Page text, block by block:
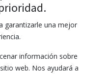
garantizarle una mejor
información sobre
web. Nos ayudará a